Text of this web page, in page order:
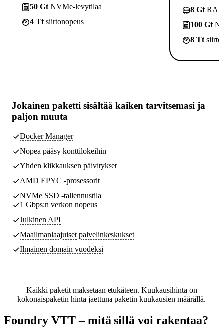
50 Gt NVMe-levytilaa
4 Tt siirtonopeus
8 Gt
100 Gt
8 Tt
Jokainen paketti sisältää kaiken tarvitsemasi ja
paljon muuta
Docker Manager
Nopea pääsy konttilokeihin
Yhden klikkauksen päivitykset
AMD EPYC -prosessorit
NVMe SSD -tallennustila
1 Gbps:n verkon nopeus
Julkinen API
Maailmanlaajuiset palvelinkeskukset
Ilmainen domain vuodeksi
Kaikki paketit maksetaan etukäteen. Kuukausihinta on
kokonaispaketin hinta jaettuna paketin kuukausien määrällä.
Foundry VTT – mitä sillä voi rakentaa?